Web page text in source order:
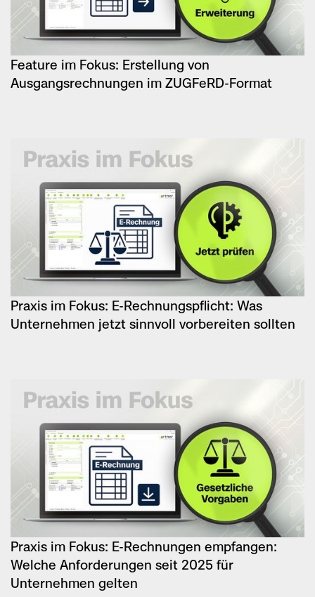
Feature im Fokus: Erstellung von
Ausgangsrechnungen im ZUGFeRD-Format
Praxis im Fokus: E-Rechnungspflicht: Was
Unternehmen jetzt sinnvoll vorbereiten sollten
Praxis im Fokus: E-Rechnungen empfangen:
Welche Anforderungen seit 2025 für
Unternehmen gelten